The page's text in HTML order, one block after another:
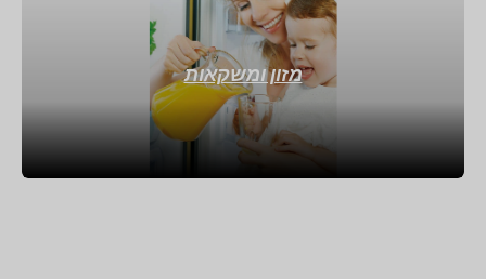
מזון ומשקאות